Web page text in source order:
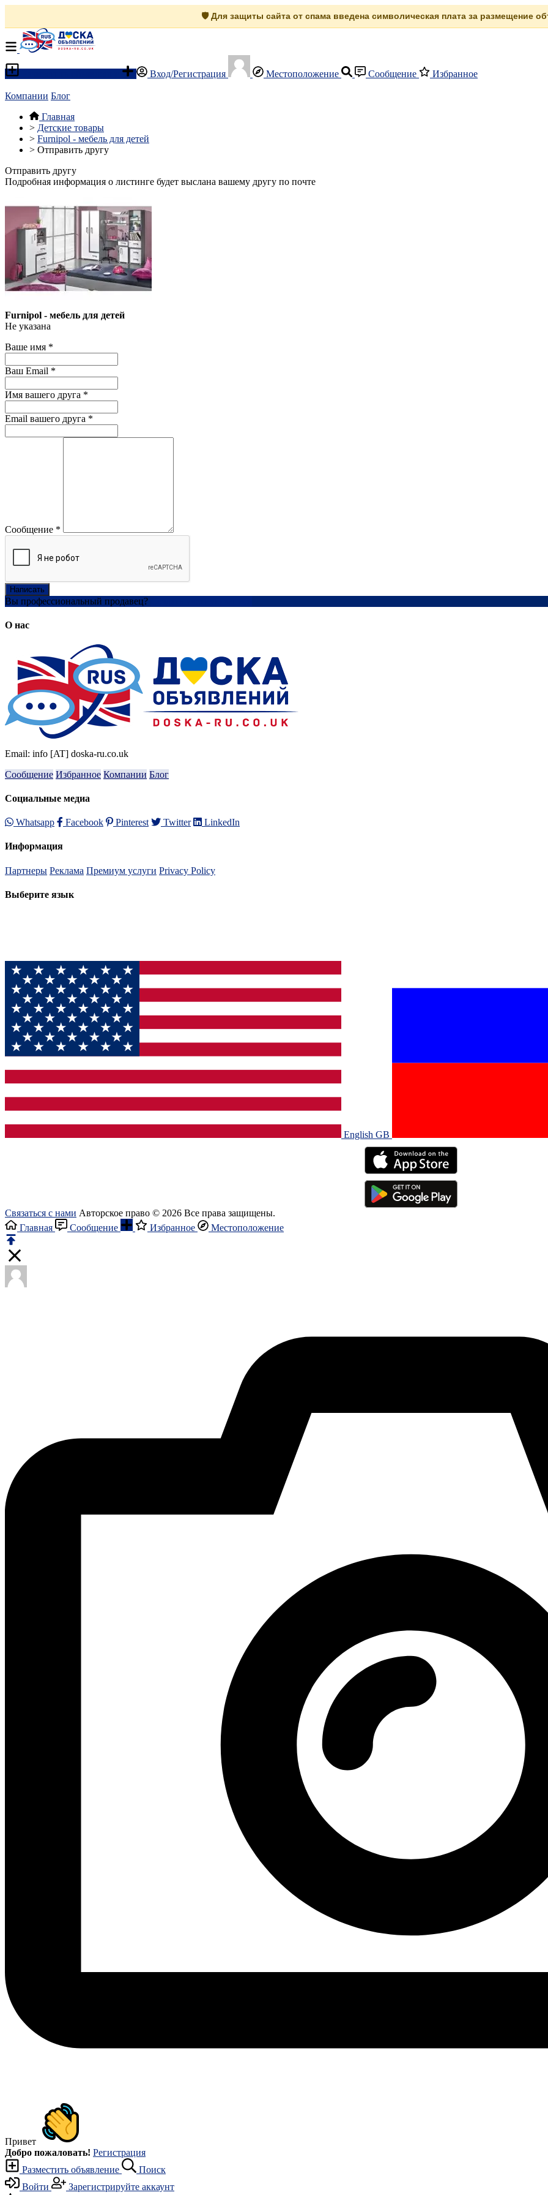
🛡️ Для защиты сайта от спама введена символическая плата за размещение
Вход/Регистрация Местоположение Сообщение Избранное
Компании Блог
Главная
> Детские товары
> Furnipol - мебель для детей
> Отправить другу
Отправить другу
Подробная информация о листинге будет выслана вашему другу по почте
Furnipol - мебель для детей
Не указана
Ваше имя *
Ваш Email *
Имя вашего друга *
Email вашего друга *
Сообщение *
Написать
Вы профессиональный продавец?
О нас
Email: info [AT] doska-ru.co.uk
Сообщение Избранное Компании Блог
Социальные медиа
Whatsapp Facebook Pinterest Twitter LinkedIn
Информация
Партнеры Реклама Премиум услуги Privacy Policy
Выберите язык
English GB‎
Связаться с нами Авторское право © 2026 Все права защищены.
Главная
Сообщение Избранное Местоположение
Привет
Добро пожаловать! Регистрация
Разместить объявление
Поиск
Войти
Зарегистрируйте аккаунт